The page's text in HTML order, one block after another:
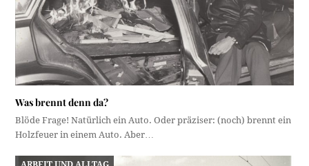
Was brennt denn da?
Blöde Frage! Natürlich ein Auto. Oder präziser: (noch) brennt ein
Holzfeuer in einem Auto. Aber…